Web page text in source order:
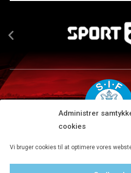
Administrer
cookies
Vi bruger cookies til at optimere vores
Tlf 8680 4477 · Fax 8680 4647 ·